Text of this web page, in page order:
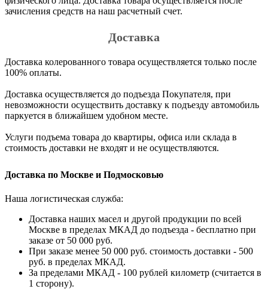
зачисления средств на наш расчетный счет.
Доставка
Доставка колерованного товара осуществляется только после
100% оплаты.
Доставка осуществляется до подъезда Покупателя, при
невозможности осуществить доставку к подъезду автомобиль
паркуется в ближайшем удобном месте.
Услуги подъема товара до квартиры, офиса или склада в
стоимость доставки не входят и не осуществляются.
Доставка по Москве и Подмосковью
Наша логистическая служба:
Доставка наших масел и другой продукции по всей
Москве в пределах МКАД до подъезда - бесплатно при
заказе от 50 000 руб.
При заказе менее 50 000 руб. стоимость доставки - 500
руб. в пределах МКАД.
За пределами МКАД - 100 рублей километр (считается в
1 сторону).